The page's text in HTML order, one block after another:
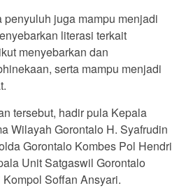
penyuluh juga mampu menjadi
literasi terkait
menyebarkan dan
serta mampu menjadi
tersebut, hadir pula Kepala
Wilayah Gorontalo H. Syafrudin
Gorontalo Kombes Pol Hendri
Unit Satgaswil Gorontalo
Soffan Ansyari.